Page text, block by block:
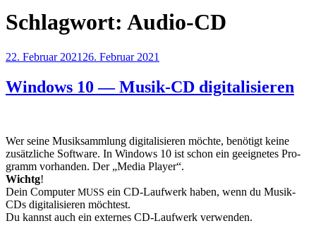
Schlagwort: Audio-CD
Veröffentlicht
22. Februar 2021 26. Februar 2021
Windows 10 — Musik-CD digitalisieren
Wer sei­ne Musik­samm­lung digi­ta­li­sie­ren möch­te, benö­tigt kei­ne
zusätz­li­che Soft­ware. In Win­dows 10 ist schon ein geeig­ne­tes Pro­
gramm vor­han­den. Der „Media Play­er“.
Wichtg!
Dein Com­pu­terMUSS ein CD-Lauf­werk haben, wenn du Musik-
CDs digi­ta­li­sie­ren möch­test.
Du kannst auch ein exter­nes CD-Lauf­werk verwenden.